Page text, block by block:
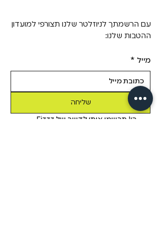
עם הרשמתך לניוזלטר שלנו תצורפי למועדון
ההטבות שלנו:
מייל *
שליחה